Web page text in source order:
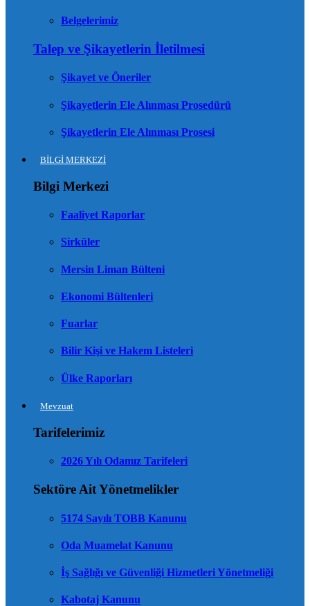
Belgelerimiz
Talep ve Şikayetlerin İletilmesi
Şikayet ve Öneriler
Şikayetlerin Ele Alınması Prosedürü
Şikayetlerin Ele Alınması Prosesi
BİLGİ MERKEZİ
Bilgi Merkezi
Faaliyet Raporlar
Sirküler
Mersin Liman Bülteni
Ekonomi Bültenleri
Fuarlar
Bilir Kişi ve Hakem Listeleri
Ülke Raporları
Mevzuat
Tarifelerimiz
2026 Yılı Odamız Tarifeleri
Sektöre Ait Yönetmelikler
5174 Sayılı TOBB Kanunu
Oda Muamelat Kanunu
İş Sağlığı ve Güvenliği Hizmetleri Yönetmeliği
Kabotaj Kanunu